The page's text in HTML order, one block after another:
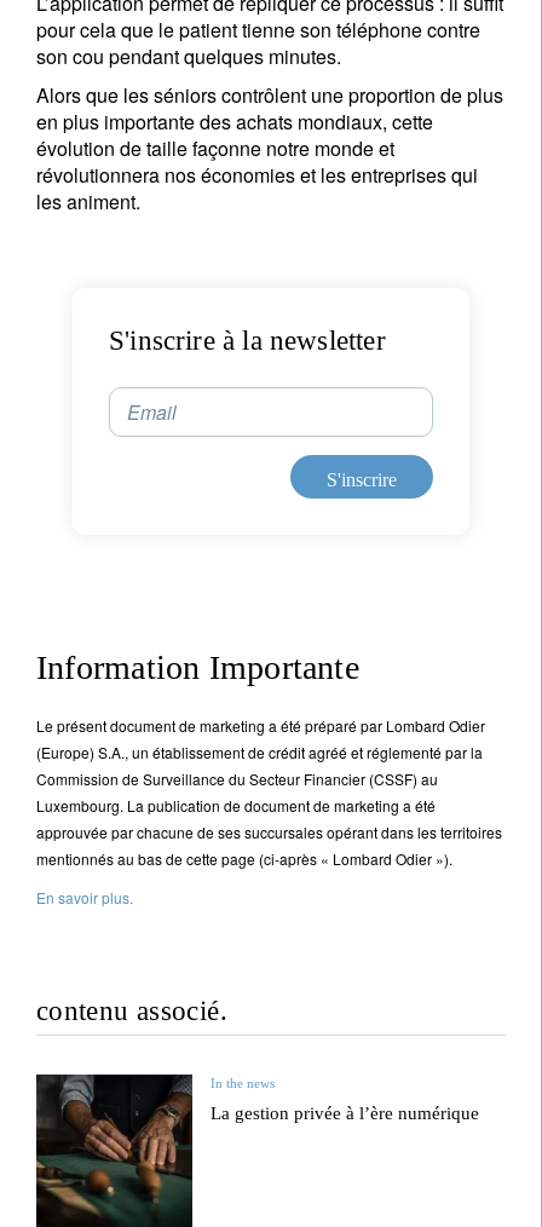
pour cela que le patient tienne son téléphone contre
son cou pendant quelques minutes.
Alors que les séniors contrôlent une proportion de plus
en plus importante des achats mondiaux, cette
évolution de taille façonne notre monde et
révolutionnera nos économies et les entreprises qui
les animent.
S'inscrire à la newsletter
Email
S'inscrire
Information Importante
Le présent document de marketing a été préparé par Lombard Odier
(Europe) S.A., un établissement de crédit agréé et réglementé par la
Commission de Surveillance du Secteur Financier (CSSF) au
Luxembourg. La publication de document de marketing a été
approuvée par chacune de ses succursales opérant dans les territoires
mentionnés au bas de cette page (ci-après « Lombard Odier »).
En savoir plus.
contenu associé.
In the news
La gestion privée à l’ère numérique